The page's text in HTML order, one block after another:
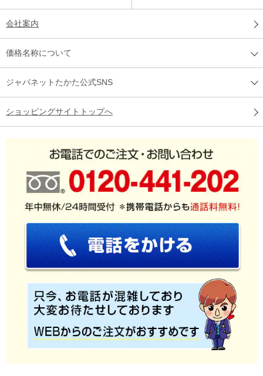
会社案内
価格名称について
ジャパネットたかた公式SNS
ショッピングサイトトップへ